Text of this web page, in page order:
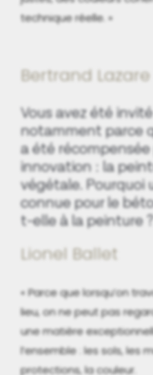
technique réelle. »
Bertrand Lazare
Vous avez été
notamment parce
a été
innovation : la
végétale. Pourquoi
connue pour le
t-elle à la peinture ?
Lionel Ballet
« Parce que lorsqu’on
lieu, on ne peut pas
une matière
l’ensemble : les sols, les
protections, la couleur.